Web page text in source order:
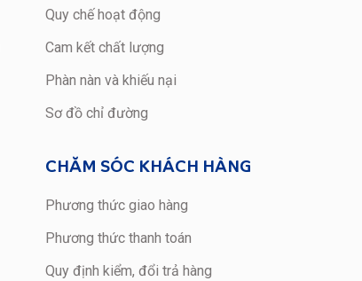
Quy chế hoạt động
Cam kết chất lượng
Phàn nàn và khiếu nại
Sơ đồ chỉ đường
CHĂM SÓC KHÁCH HÀNG
Phương thức giao hàng
Phương thức thanh toán
Quy định kiểm, đổi trả hàng